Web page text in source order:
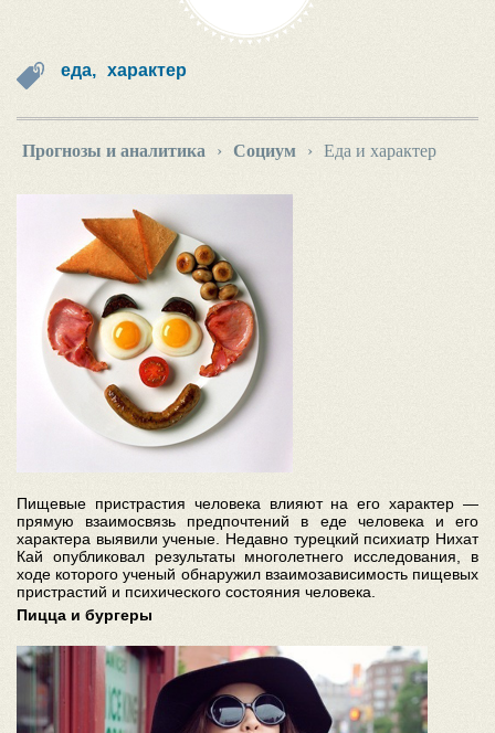
еда, характер
Прогнозы и аналитика › Социум › Еда и характер
Пищевые пристрастия человека влияют на его характер —
прямую взаимосвязь предпочтений в еде человека и его
характера выявили ученые. Недавно турецкий психиатр Нихат
Кай опубликовал результаты многолетнего исследования, в
ходе которого ученый обнаружил взаимозависимость пищевых
пристрастий и психического состояния человека.
Пицца и бургеры